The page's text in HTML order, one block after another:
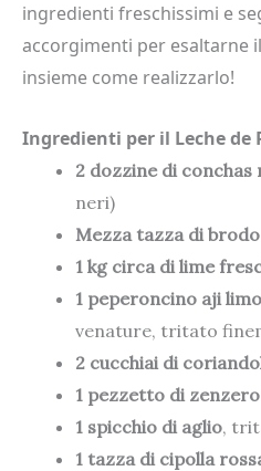
ingredienti freschissimi e
accorgimenti per esaltarne
insieme come realizzarlo!
Ingredienti per il Leche de
2 dozzine di conchas
neri)
Mezza tazza di
1 kg circa di lime
1 peperoncino aji limo
venature, tritato
2 cucchiai di
1 pezzetto di
1 spicchio di aglio,
1 tazza di cipolla